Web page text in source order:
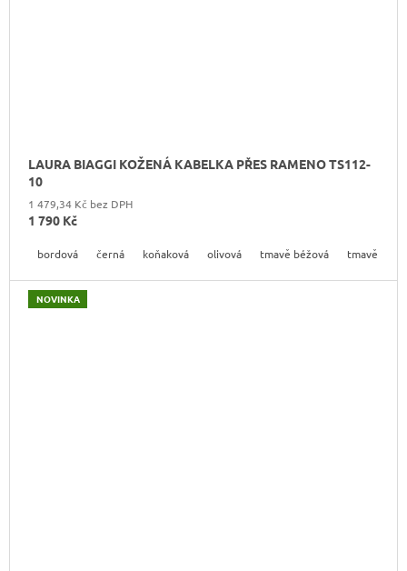
LAURA BIAGGI KOŽENÁ KABELKA PŘES RAMENO TS112-
10
1 479,34 Kč bez DPH
1 790 Kč
bordová černá koňaková olivová tmavě béžová tmavě
NOVINKA